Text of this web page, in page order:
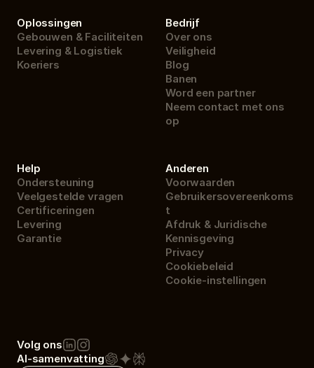
Oplossingen
Gebouwen & Faciliteiten
Levering & Logistiek
Koeriers
Bedrijf
Over ons
Veiligheid
Blog
Banen
Word een partner
Neem contact met ons
op
Help
Ondersteuning
Veelgestelde vragen
Certificeringen
Levering
Garantie
Anderen
Voorwaarden
Gebruikersovereenkoms
t
Afdruk & Juridische
Kennisgeving
Privacy
Cookiebeleid
Cookie-instellingen
Volg ons
AI-samenvatting